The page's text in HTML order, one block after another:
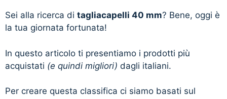
Sei alla ricerca di tagliacapelli 40 mm? Bene, oggi è
la tua giornata fortunata!
In questo articolo ti presentiamo i prodotti più
acquistati (e quindi migliori) dagli italiani.
Per creare questa classifica ci siamo basati sul